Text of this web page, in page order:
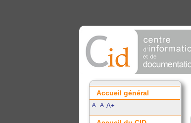
Accueil général
A- A A+